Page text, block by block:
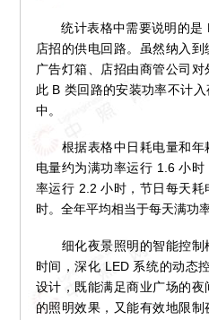
统计表格中需要说明的是 B
店招的供电回路。虽然纳入
广告灯箱、店招由商管公司
此 B 类回路的安装功率不计
中。
根据表格中日耗电量和年
电量约为满功率运行 1.6 小
率运行 2.2 小时，节日每天
时。全年平均相当于每天满功
细化夜景照明的智能控制
时间，深化 LED 系统的动态
设计，既能满足商业广场的
的照明效果，又能有效地限制